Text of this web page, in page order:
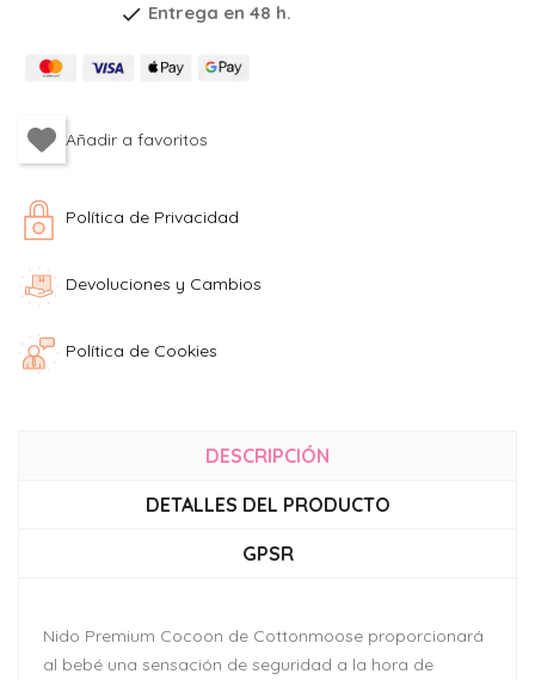
check Entrega en 48 h.
Política de Privacidad
Devoluciones y Cambios
Política de Cookies
DESCRIPCIÓN
DETALLES DEL PRODUCTO
GPSR
Nido Premium Cocoon de Cottonmoose proporcionará
al bebé una sensación de seguridad a la hora de